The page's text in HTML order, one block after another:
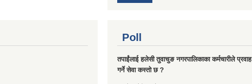
Poll
तपाईंलाई हलेसी तुवाचुङ नगरपालिकाका कर्मचारीले प्रवाह
गर्ने सेवा कस्तो छ ?